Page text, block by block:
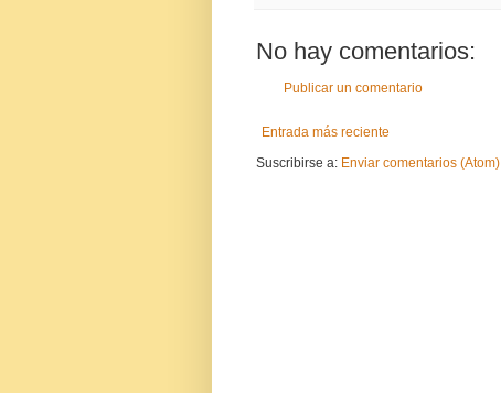
No hay comentarios:
Publicar un comentario
Entrada más reciente
Suscribirse a: Enviar comentarios (Atom)